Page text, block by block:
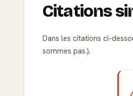
Citations
Dans les citations ci-
sommes pas.).